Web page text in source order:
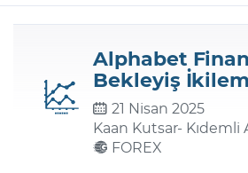
Şifreniz
Şifremi Unuttum
Alphabet
Bekleyiş
21 Nisan 2025
Kaan Kutsar- Kıdemli
FOREX